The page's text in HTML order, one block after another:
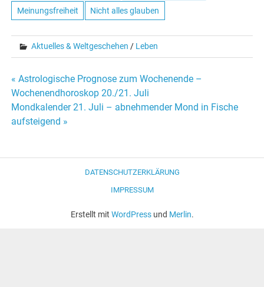
Meinungsfreiheit Nicht alles glauben
Aktuelles & Weltgeschehen / Leben
Beitrags-
Navigation
« Astrologische Prognose zum Wochenende –
Wochenendhoroskop 20./21. Juli
Mondkalender 21. Juli – abnehmender Mond in Fische
aufsteigend »
DATENSCHUTZERKLÄRUNG
IMPRESSUM
Erstellt mit WordPressund Merlin.